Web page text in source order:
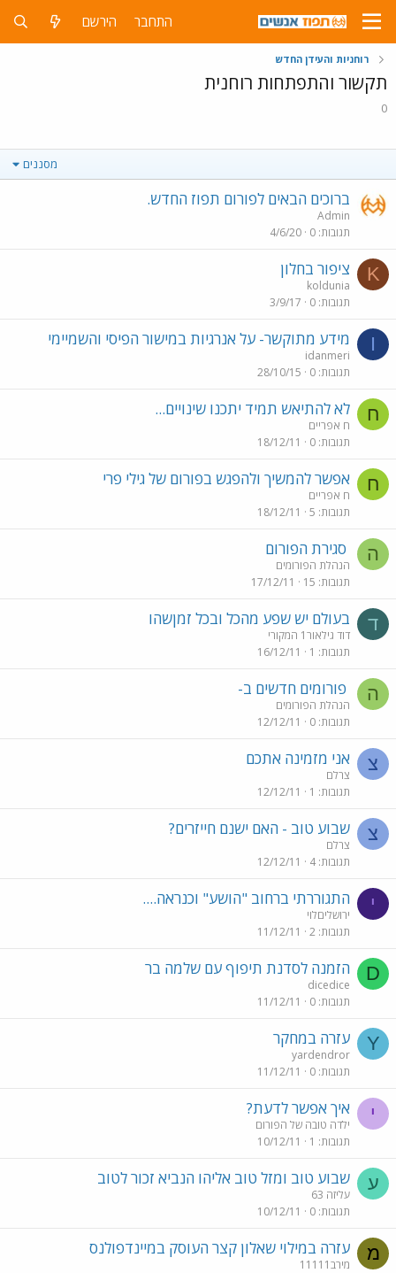
התחבר הירשם
רוחניות והעידן החדש
תקשור והתפתחות רוחנית
0
מסננים
ברוכים הבאים לפורום תפוז החדש.
Admin
תגובות 0
4/6/20
K ציפור בחלון
koldunia
תגובות 0
3/9/17
I מידע מתוקשר- על אנרגיות במישור הפיסי והשמיימי
idanmeri
תגובות 0
28/10/15
ח לא להתיאש תמיד יתכנו שינויים...
ח אפריים
תגובות 0
18/12/11
ח אפשר להמשיך ולהפגש בפורום של גילי פרי
ח אפריים
תגובות 5
18/12/11
ה סגירת הפורום
הנהלת הפורומים
תגובות 15
17/12/11
ד בעולם יש שפע מהכל ובכל זמןשהו
דוד גילאור1 המקורי
תגובות 1
16/12/11
ה פורומים חדשים ב-
הנהלת הפורומים
תגובות 0
12/12/11
צ אני מזמינה אתכם
צרלם
תגובות 1
12/12/11
צ שבוע טוב - האם ישנם חייזרים?
צרלם
תגובות 4
12/12/11
י התגוררתי ברחוב "הושע" וכנראה....
ירושליםלוי
תגובות 2
11/12/11
D הזמנה לסדנת תיפוף עם שלמה בר
dicedice
תגובות 0
11/12/11
Y עזרה במחקר
yardendror
תגובות 0
11/12/11
י איך אפשר לדעת?
ילדה טובה של הפורום
תגובות 1
10/12/11
ע שבוע טוב ומזל טוב אליהו הנביא זכור לטוב
עליזה 63
תגובות 0
10/12/11
מ עזרה במילוי שאלון קצר העוסק במיינדפולנס
מירב11111